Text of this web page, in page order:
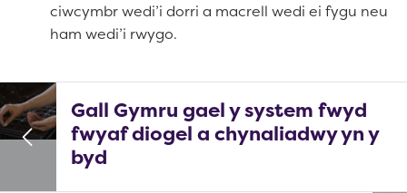
ciwcymbr wedi’i dorri a macrell wedi ei fygu neu
ham wedi’i rwygo.
Gall Gymru gael y system fwyd
fwyaf diogel a chynaliadwy yn y
byd